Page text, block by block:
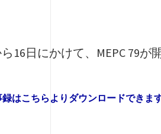
16日にかけて、MEPC 79
録はこちらよりダウンロードできま